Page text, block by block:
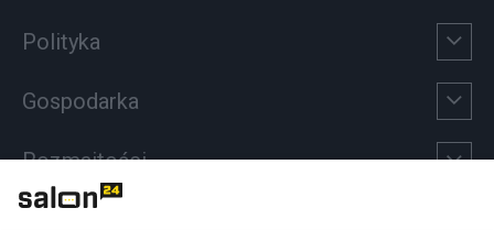
Polityka
Gospodarka
Rozmaitości